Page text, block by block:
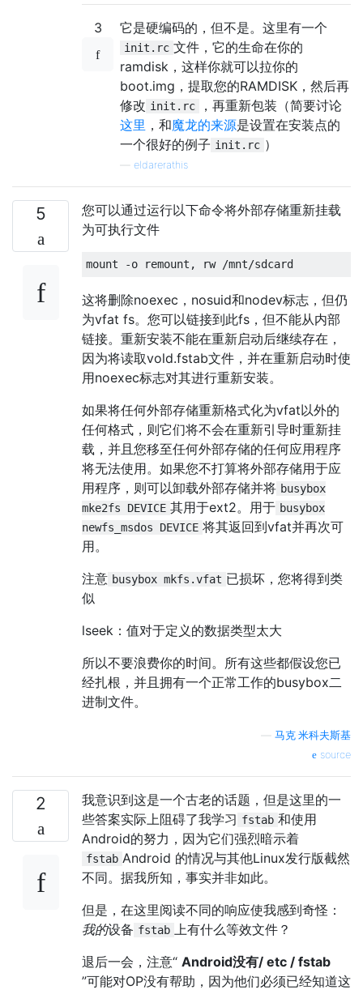
3 它是硬编码的，但不是。这里有一个
init.rc 文件，它的生命在你的
ramdisk，这样你就可以拉你的
boot.img，提取您的RAMDISK，然后再
修改 init.rc
，再重新包装（简要讨论
这里 ，和魔龙的来源是设置在安装点的
一个很好的例子 init.rc ）
eldarerathis
5
您可以通过运行以下命令将外部存储重新挂载
为可执行文件
这将删除noexec，nosuid和nodev标志，但仍
为vfat fs。您可以链接到此fs，但不能从内部
链接。重新安装不能在重新启动后继续存在，
因为将读取vold.fstab文件，并在重新启动时使
用noexec标志对其进行重新安装。
如果将任何外部存储重新格式化为vfat以外的
任何格式，则它们将不会在重新引导时重新挂
载，并且您移至任何外部存储的任何应用程序
将无法使用。如果您不打算将外部存储用于应
用程序，则可以卸载外部存储并将 busybox
mke2fs DEVICE 其用于ext2。用于 busybox
newfs_msdos DEVICE 将其返回到vfat并再次可
用。
注意 busybox mkfs.vfat 已损坏，您将得到类
似
lseek：值对于定义的数据类型太大
所以不要浪费你的时间。所有这些都假设您已
经扎根，并且拥有一个正常工作的busybox二
进制文件。
马克·米科夫斯基
source
2
我意识到这是一个古老的话题，但是这里的一
些答案实际上阻碍了我学习 fstab 和使用
Android的努力，因为它们强烈暗示着
fstab Android 的情况与其他Linux发行版截然
不同。据我所知，事实并非如此。
但是，在这里阅读不同的响应使我感到奇怪：
我的设备 fstab
上有什么等效文件？
退后一会，注意“ Android没有/ etc / fstab
”可能对OP没有帮助，因为他们必须已经知道这